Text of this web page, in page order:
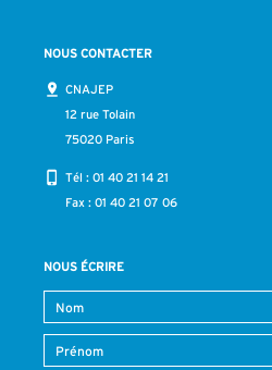
NOUS CONTACTER
CNAJEP
12 rue Tolain
75020 Paris
Tél : 01 40 21 14 21
Fax : 01 40 21 07 06
NOUS ÉCRIRE